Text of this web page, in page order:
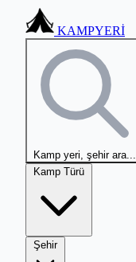
KAMPYERİ
Kamp yeri, şehir ara...
Kamp Türü
Şehir